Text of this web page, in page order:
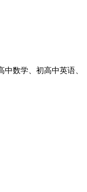
数学、初高中英语、